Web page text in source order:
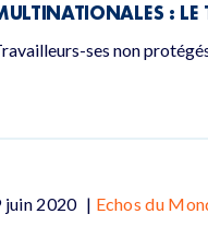
: LE
ses non
juin 2020 | Echos du